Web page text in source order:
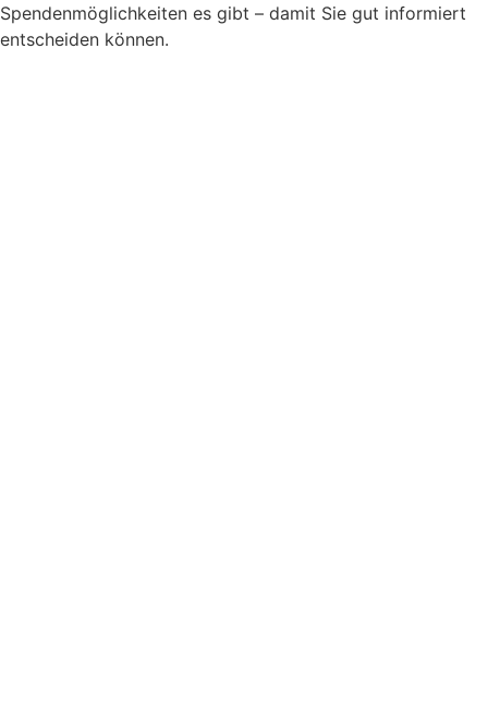
Spendenmöglichkeiten es gibt – damit Sie gut informiert
entscheiden können.